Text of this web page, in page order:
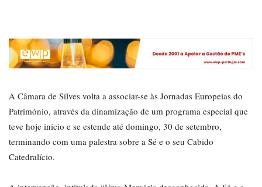
A Câmara de Silves volta a associar-se às Jornadas Europeias do
Património, através da dinamização de um programa especial que
teve hoje início e se estende até domingo, 30 de setembro,
terminando com uma palestra sobre a Sé e o seu Cabido
Catedralício.